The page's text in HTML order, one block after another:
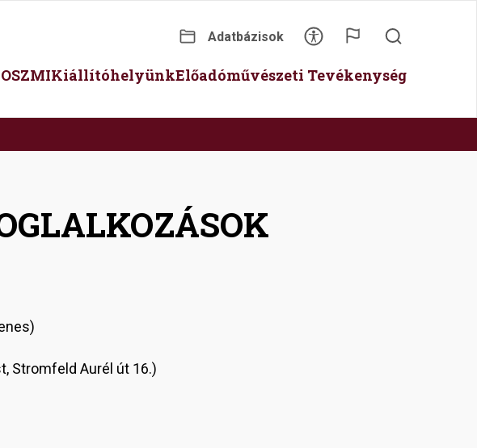
menu
Adatbázisok
OSZMIKiállítóhelyünkElőadóművészeti Tevékenység
Stromfeld Aurél út 16.)